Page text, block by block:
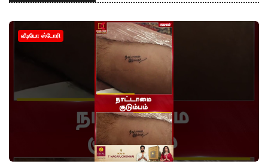
வீடியோ ஸ்டோரி